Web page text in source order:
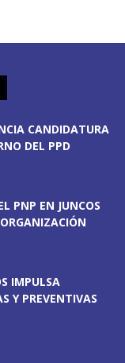
CANDIDATURA
DEL PPD
PNP EN JUNCOS
IMPULSA
Y PREVENTIVAS